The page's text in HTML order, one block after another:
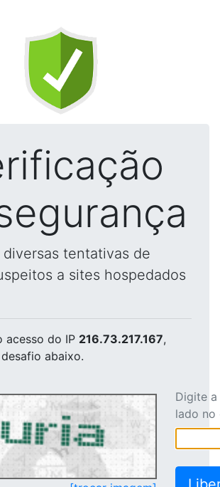
diversas tentativas de
a sites hospedados
acesso do IP 216.73.217.167,
abaixo.
Digite
lado no